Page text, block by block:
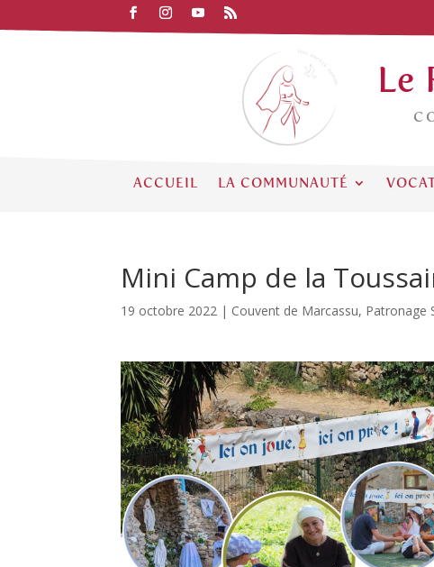
Le
ACCUEIL LA COMMUNAUTÉ
Mini Camp de la
19 octobre 2022 | Couvent de Marcassu, Patronage